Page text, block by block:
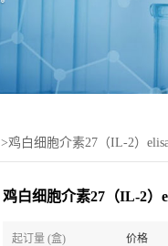
>鸡白细胞介素27（IL-2）
鸡白细胞介素27（IL-2）
起订量 (盒) 价格